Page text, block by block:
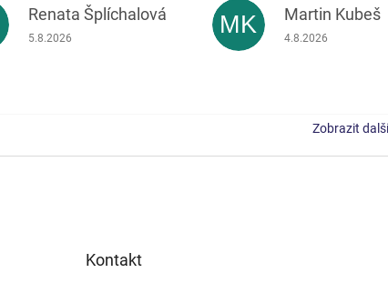
Renata Šplíchalová
Hodnocení obchodu je 5 z 5 hvězdiček.
5.8.2026 MK Martin Kubeš
Hodnocení
4.8.2026
Zobrazit
Kontakt